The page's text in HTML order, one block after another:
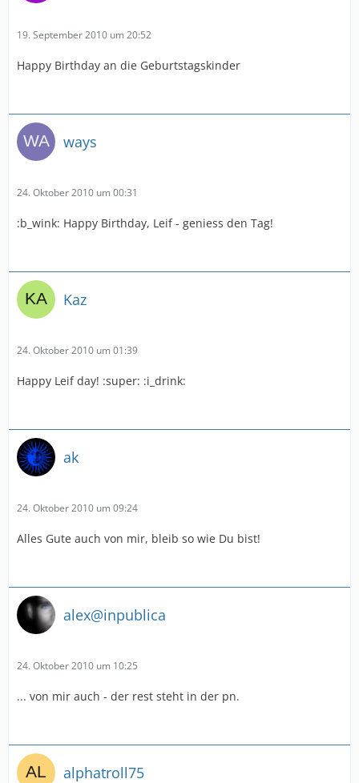
19. September 2010 um 20:52
Happy Birthday an die Geburtstagskinder
ways
24. Oktober 2010 um 00:31
:b_wink: Happy Birthday, Leif - geniess den Tag!
Kaz
24. Oktober 2010 um 01:39
Happy Leif day! :super: :i_drink:
ak
24. Oktober 2010 um 09:24
Alles Gute auch von mir, bleib so wie Du bist!
alex@inpublica
24. Oktober 2010 um 10:25
... von mir auch - der rest steht in der pn.
alphatroll75